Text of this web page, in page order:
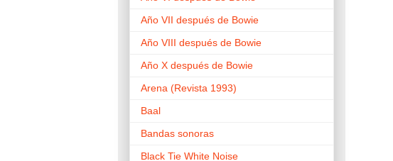
Año VII después de Bowie
Año VIII después de Bowie
Año X después de Bowie
Arena (Revista 1993)
Baal
Bandas sonoras
Black Tie White Noise